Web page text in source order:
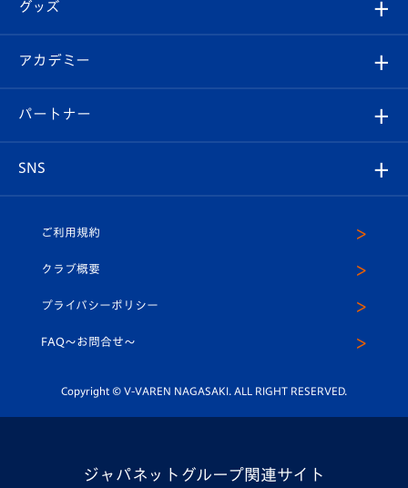
チケット
イベント
メディア
ホームタウン
スタッフプロフィール
マスコット紹介
平和祈念活動
ホームタウン活動
Revive Team
ヴィヴィくんの長崎おもてなしガイド
フォトギャラリー
スタジアムグルメ
V-LOVERS（ファンクラブ）
プレイヤーズスイート
グッズ
オンラインショップ
店舗情報
アカデミー
育成からのお知らせ
U-18
スクール
パートナー
SNS
ヴィヴィくんインスタグラム
公式LINE＠
ご利用規約
クラブ概要
プライバシーポリシー
FAQ〜お問合せ〜
Copyright © V-VAREN NAGASAKI. ALL RIGHT RESERVED.
ジャパネットグループ関連サイト